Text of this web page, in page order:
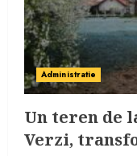
Administratie
Un teren de
Verzi,